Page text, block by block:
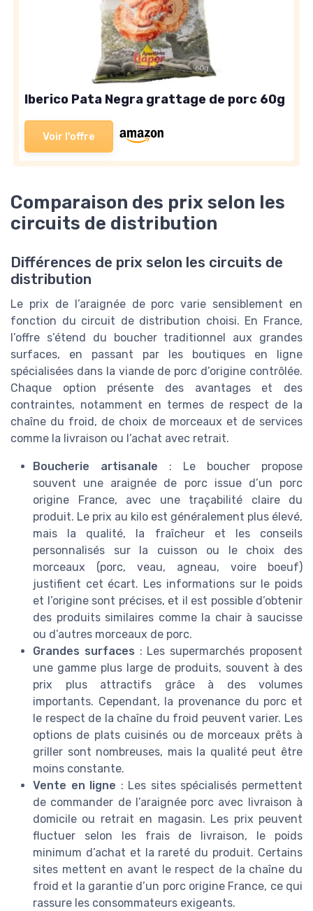
Iberico Pata Negra grattage de porc 60g
Voir l'offre
Comparaison des prix selon les
circuits de distribution
Différences de prix selon les circuits de
distribution
Le prix de l’araignée de porc varie sensiblement en
fonction du circuit de distribution choisi. En France,
l’offre s’étend du boucher traditionnel aux grandes
surfaces, en passant par les boutiques en ligne
spécialisées dans la viande de porc d’origine contrôlée.
Chaque option présente des avantages et des
contraintes, notamment en termes de respect de la
chaîne du froid, de choix de morceaux et de services
comme la livraison ou l’achat avec retrait.
Boucherie artisanale : Le boucher propose
souvent une araignée de porc issue d’un porc
origine France, avec une traçabilité claire du
produit. Le prix au kilo est généralement plus élevé,
mais la qualité, la fraîcheur et les conseils
personnalisés sur la cuisson ou le choix des
morceaux (porc, veau, agneau, voire boeuf)
justifient cet écart. Les informations sur le poids
et l’origine sont précises, et il est possible d’obtenir
des produits similaires comme la chair à saucisse
ou d’autres morceaux de porc.
Grandes surfaces : Les supermarchés proposent
une gamme plus large de produits, souvent à des
prix plus attractifs grâce à des volumes
importants. Cependant, la provenance du porc et
le respect de la chaîne du froid peuvent varier. Les
options de plats cuisinés ou de morceaux prêts à
griller sont nombreuses, mais la qualité peut être
moins constante.
Vente en ligne : Les sites spécialisés permettent
de commander de l’araignée porc avec livraison à
domicile ou retrait en magasin. Les prix peuvent
fluctuer selon les frais de livraison, le poids
minimum d’achat et la rareté du produit. Certains
sites mettent en avant le respect de la chaîne du
froid et la garantie d’un porc origine France, ce qui
rassure les consommateurs exigeants.